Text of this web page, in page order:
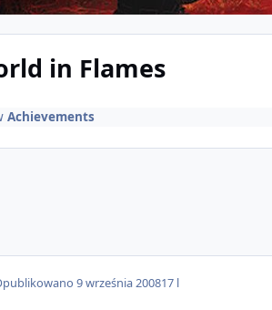
in Flames
Achievements
9 września 200817 l